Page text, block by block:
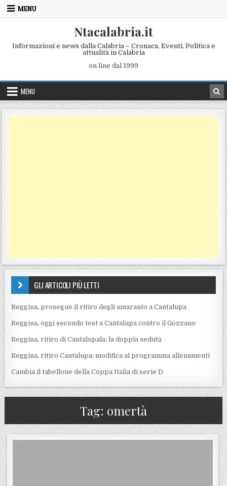
Skip to content
MENU
Ntacalabria.it
Informazioni e news dalla Calabria – Cronaca, Eventi, Politica e
attualità in Calabria
on line dal 1999
MENU
GLI ARTICOLI PIÙ LETTI
Reggina, prosegue il ritiro degli amaranto a Cantalupa
Reggina, oggi secondo test a Cantalupa contro il Gozzano
Reggina, ritiro di Cantalupala: la doppia seduta
Reggina, ritiro Cantalupa: modifica al programma allenamenti
Cambia il tabellone della Coppa Italia di serie D
Tag: omertà